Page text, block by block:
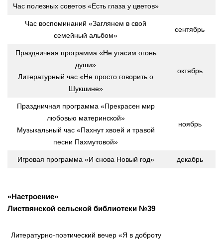
Час полезных советов «Есть глаза у цветов»
Час воспоминаний «Заглянем в свой
семейный альбом»
сентябрь
Праздничная программа «Не угасим огонь
души»
Литературный час «Не просто говорить о
Шукшине»
октябрь
Праздничная программа «Прекрасен мир
любовью материнской»
Музыкальный час «Пахнут хвоей и травой
песни Пахмутовой»
ноябрь
Игровая программа «И снова Новый год» декабрь
«Настроение»
Листвянской сельской библиотеки №39
Литературно-поэтический вечер «Я в доброту